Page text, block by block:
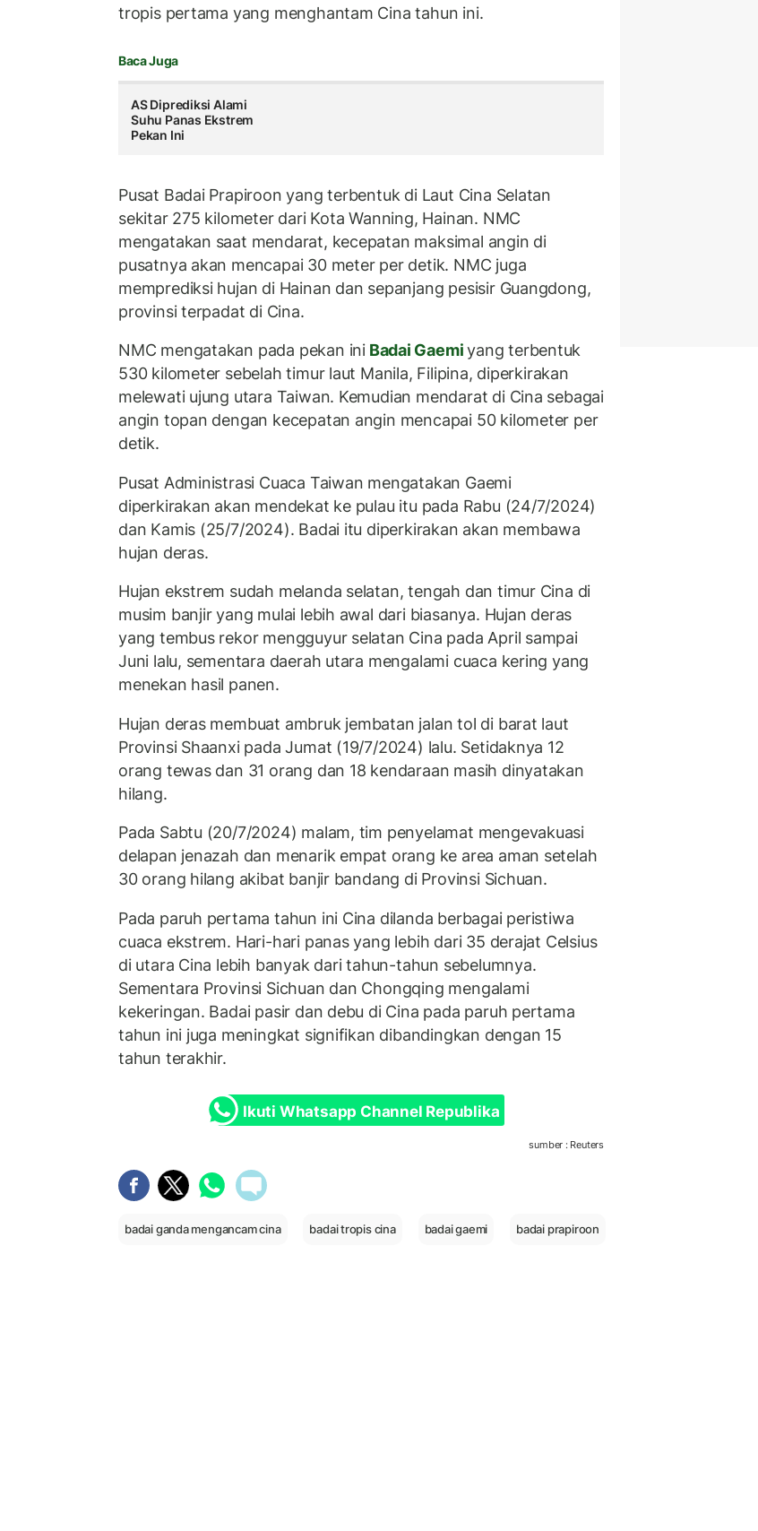
tropis pertama yang menghantam Cina tahun ini.
Baca Juga
AS Diprediksi Alami
Suhu Panas Ekstrem
Pekan Ini
Pusat Badai Prapiroon yang terbentuk di Laut Cina Selatan
sekitar 275 kilometer dari Kota Wanning, Hainan. NMC
mengatakan saat mendarat, kecepatan maksimal angin di
pusatnya akan mencapai 30 meter per detik. NMC juga
memprediksi hujan di Hainan dan sepanjang pesisir Guangdong,
provinsi terpadat di Cina.
NMC mengatakan pada pekan iniBadai Gaemiyang terbentuk
530 kilometer sebelah timur laut Manila, Filipina, diperkirakan
melewati ujung utara Taiwan. Kemudian mendarat di Cina sebagai
angin topan dengan kecepatan angin mencapai 50 kilometer per
detik.
Pusat Administrasi Cuaca Taiwan mengatakan Gaemi
diperkirakan akan mendekat ke pulau itu pada Rabu (24/7/2024)
dan Kamis (25/7/2024). Badai itu diperkirakan akan membawa
hujan deras.
Hujan ekstrem sudah melanda selatan, tengah dan timur Cina di
musim banjir yang mulai lebih awal dari biasanya. Hujan deras
yang tembus rekor mengguyur selatan Cina pada April sampai
Juni lalu, sementara daerah utara mengalami cuaca kering yang
menekan hasil panen.
Hujan deras membuat ambruk jembatan jalan tol di barat laut
Provinsi Shaanxi pada Jumat (19/7/2024) lalu. Setidaknya 12
orang tewas dan 31 orang dan 18 kendaraan masih dinyatakan
hilang.
Pada Sabtu (20/7/2024) malam, tim penyelamat mengevakuasi
delapan jenazah dan menarik empat orang ke area aman setelah
30 orang hilang akibat banjir bandang di Provinsi Sichuan.
Pada paruh pertama tahun ini Cina dilanda berbagai peristiwa
cuaca ekstrem. Hari-hari panas yang lebih dari 35 derajat Celsius
di utara Cina lebih banyak dari tahun-tahun sebelumnya.
Sementara Provinsi Sichuan dan Chongqing mengalami
kekeringan. Badai pasir dan debu di Cina pada paruh pertama
tahun ini juga meningkat signifikan dibandingkan dengan 15
tahun terakhir.
Ikuti Whatsapp Channel Republika
sumber : Reuters
badai ganda mengancam cina badai tropis cina badai gaemi badai prapiroon